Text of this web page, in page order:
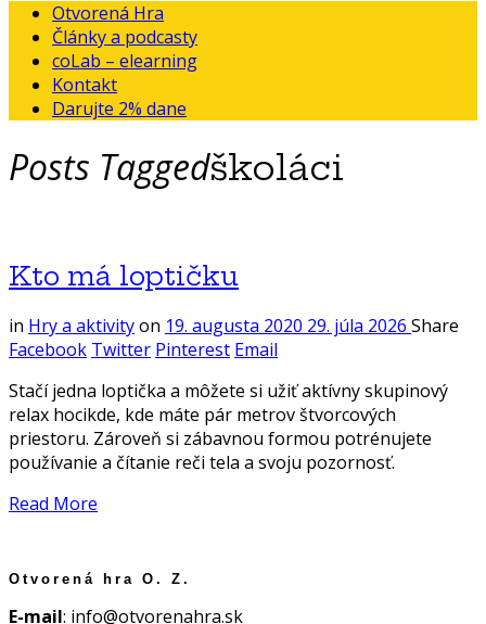
Otvorená Hra
Články a podcasty
coLab – elearning
Kontakt
Darujte 2% dane
Posts Taggedškoláci
Kto má loptičku
in Hry a aktivityon 19. augusta 2020 29. júla 2026 Share
Facebook Twitter Pinterest Email
Stačí jedna loptička a môžete si užiť aktívny skupinový
relax hocikde, kde máte pár metrov štvorcových
priestoru. Zároveň si zábavnou formou potrénujete
používanie a čítanie reči tela a svoju pozornosť.
Read More
Otvorená hra O. Z.
E-mail: info@otvorenahra.sk